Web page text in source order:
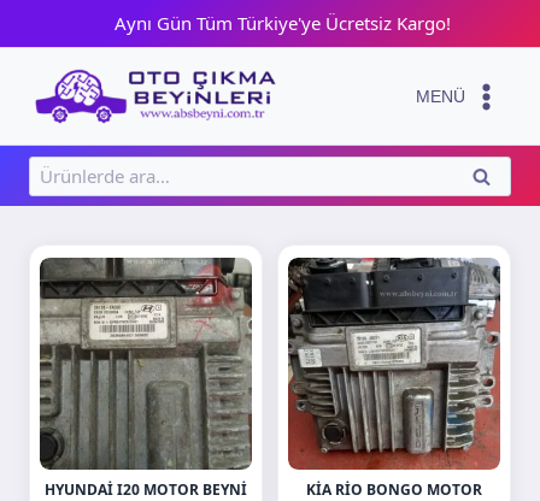
content
Aynı Gün Tüm Türkiye'ye Ücretsiz Kargo!
MENÜ
Ara:
ARA
HYUNDAI I20 MOTOR BEYNI
KIA RIO BONGO MOTOR